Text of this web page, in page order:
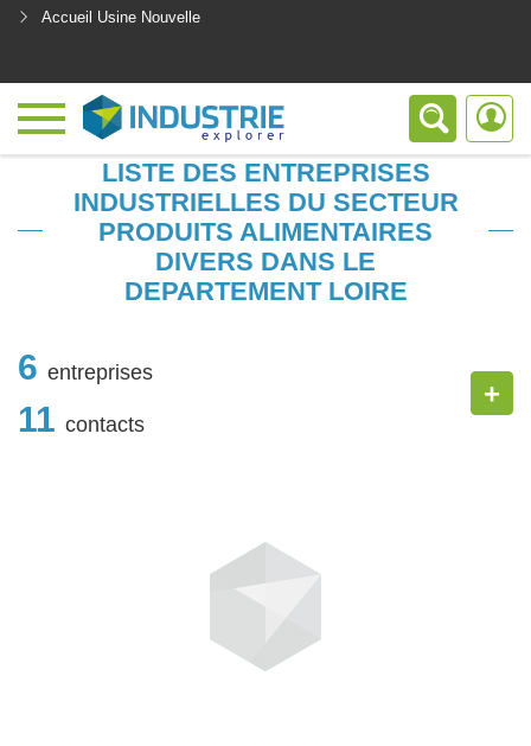
Accueil Usine Nouvelle
LISTE DES ENTREPRISES
INDUSTRIELLES DU SECTEUR
PRODUITS ALIMENTAIRES
DIVERS DANS LE
DEPARTEMENT LOIRE
6 entreprises
11 contacts
+